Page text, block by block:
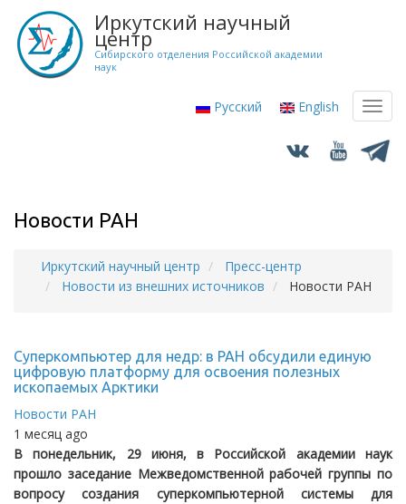
Перейти
основному
содержанию
Иркутский научный
центр
Сибирского отделения Российской академии
наук
Русский English
Новости РАН
Строка
Иркутский научный центр
Пресс-центр
Новости из внешних источников
Новости РАН
Суперкомпьютер для недр: в РАН обсудили единую
цифровую платформу для освоения полезных
ископаемых Арктики
Новости РАН
1 месяц ago
В понедельник, 29 июня, в Российской академии наук
прошло заседание Межведомственной рабочей группы по
вопросу создания суперкомпьютерной системы для